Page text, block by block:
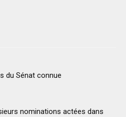
du Sénat connue
nominations actées dans